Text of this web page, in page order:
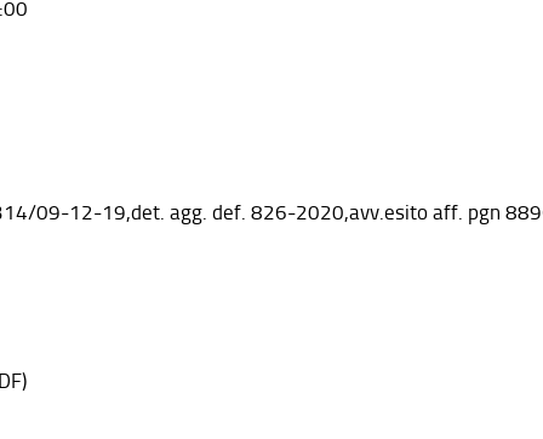
09-12-19,det. agg. def. 826-2020,avv.esito aff. pgn